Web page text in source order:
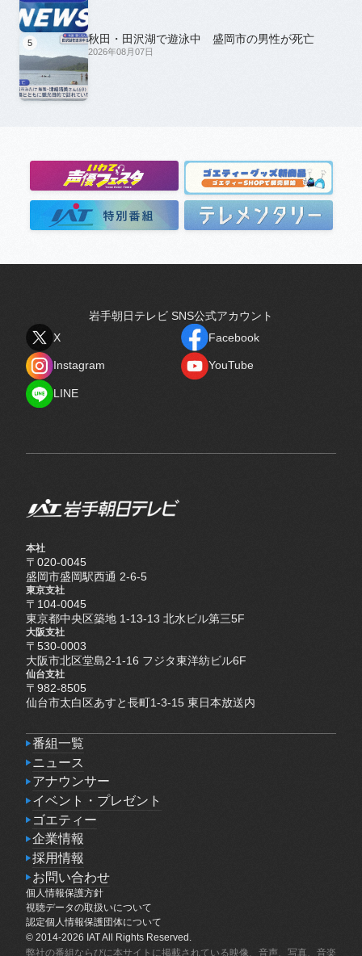
5 秋田・田沢湖で遊泳中 盛岡市の男性が死亡
2026年08月07日
岩手朝日テレビ SNS公式アカウント
X
Facebook
Instagram
YouTube
LINE
本社
〒020-0045
盛岡市盛岡駅西通 2-6-5
東京支社
〒104-0045
東京都中央区築地 1-13-13 北水ビル第三5F
大阪支社
〒530-0003
大阪市北区堂島2-1-16 フジタ東洋紡ビル6F
仙台支社
〒982-8505
仙台市太白区あすと長町1-3-15 東日本放送内
番組一覧
番組一覧
ニュース
ニュース
アナウンサー
アナウンサー
イベント・プレゼント
イベント・プレゼント
ゴエティー
ゴエティー
企業情報
企業情報
採用情報
採用情報
お問い合わせ
お問い合わせ
個人情報保護方針
個人情報保護方針
視聴データの取扱いについて
視聴データの取扱いについて
認定個人情報保護団体について
認定個人情報保護団体について
© 2014-2026 IAT All Rights Reserved.
弊社の番組ならびに本サイトに掲載されている映像、音声、写真、音楽